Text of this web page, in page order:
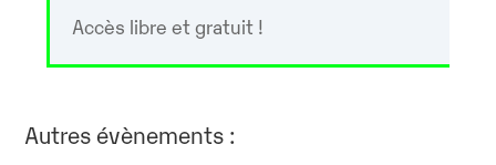
Accès libre et gratuit !
Autres évènements :